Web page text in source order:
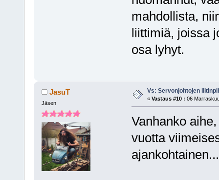
mahdollista,
liittimiä, joissa
osa lyhyt.
JasuT
Jäsen
Vs: Servonjohtojen
« Vastaus #10 : 06
Vanhanko
vuotta
ajankohtainen...